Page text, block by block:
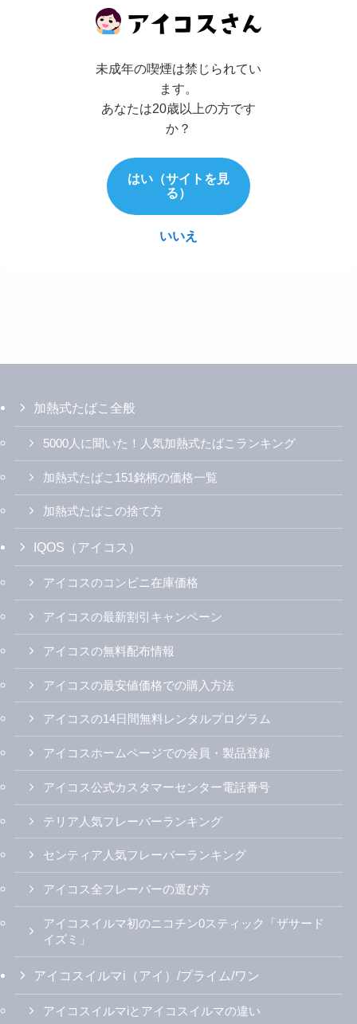
加熱式たばこ全般
5000人に聞いた！人気加熱式たばこランキング
加熱式たばこ151銘柄の価格一覧
加熱式たばこの捨て方
IQOS（アイコス）
アイコスのコンビニ在庫価格
アイコスの最新割引キャンペーン
アイコスの無料配布情報
アイコスの最安値価格での購入方法
アイコスの14日間無料レンタルプログラム
アイコスホームページでの会員・製品登録
アイコス公式カスタマーセンター電話番号
テリア人気フレーバーランキング
センティア人気フレーバーランキング
アイコス全フレーバーの選び方
アイコスイルマ初のニコチン0スティック「ザサード
イズミ」
アイコスイルマi（アイ）/プライム/ワン
アイコスイルマiとアイコスイルマの違い
未成年の喫煙は禁じられてい
ます。
あなたは20歳以上の方です
か？
はい（サイトを見
る）
いいえ